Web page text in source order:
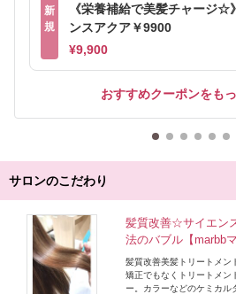
新
規
《栄養補給で美髪チャージ☆
ンスアクア￥9900
¥9,900
おすすめクーポンをも
サロンのこだわり
髪質改善☆サイエン
法のバブル【marbb
髪質改善美髪トリートメ
矯正でもなくトリートメン
ー。カラーなどのケミカル